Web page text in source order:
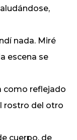
nada. Miré
escena se
como reflejado
rostro del otro
cuerpo, de